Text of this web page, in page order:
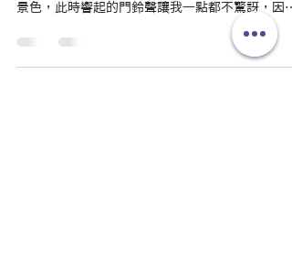
景色，此時響起的門鈴聲讓我一點都不驚訝，因為
這個時間點會來拜訪的人沒有其他人選。 我伸了
懶腰從書桌前起身，一點也不著急地把開房門，映
入眼簾的便是帶著一頭烏黑秀髮，眼睛閃爍著...